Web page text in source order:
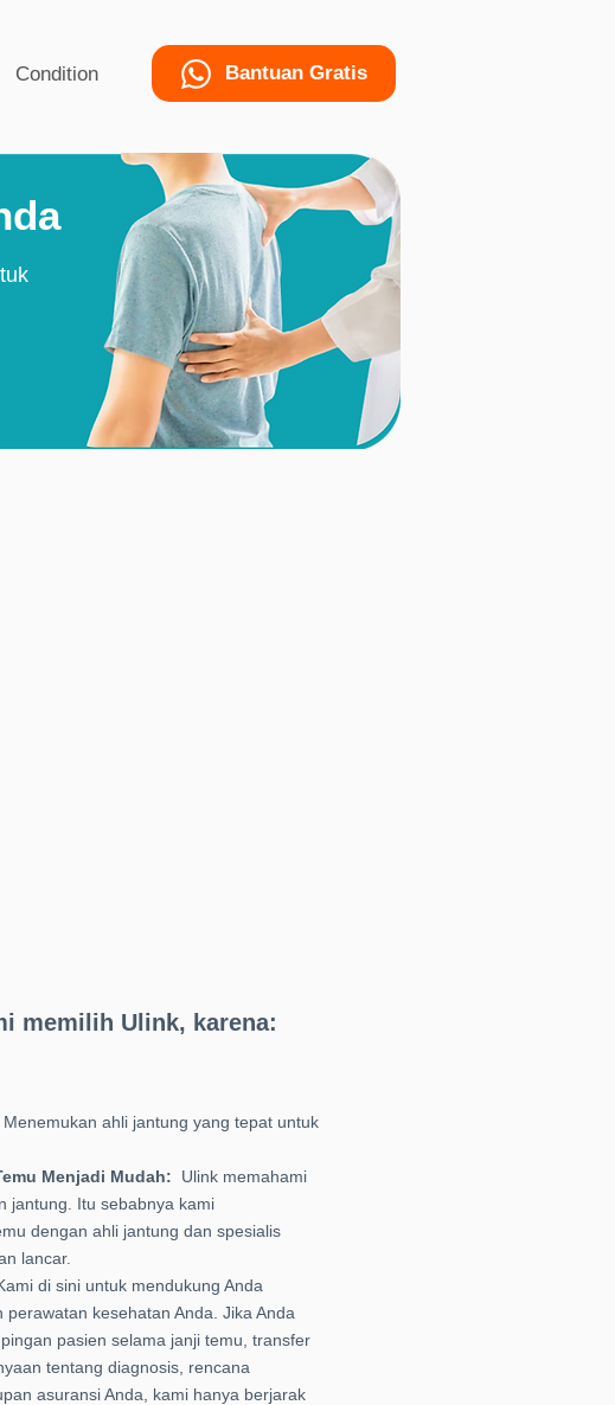
Condition
Bantuan Gratis
memilih Ulink, karena:
Menemukan ahli jantung yang tepat untuk
Menjadi Mudah: Ulink memahami
jantung. Itu sebabnya kami
dengan ahli jantung dan spesialis
lancar.
di sini untuk mendukung Anda
kesehatan Anda. Jika Anda
pasien selama janji temu, transfer
tentang diagnosis, rencana
asuransi Anda, kami hanya berjarak